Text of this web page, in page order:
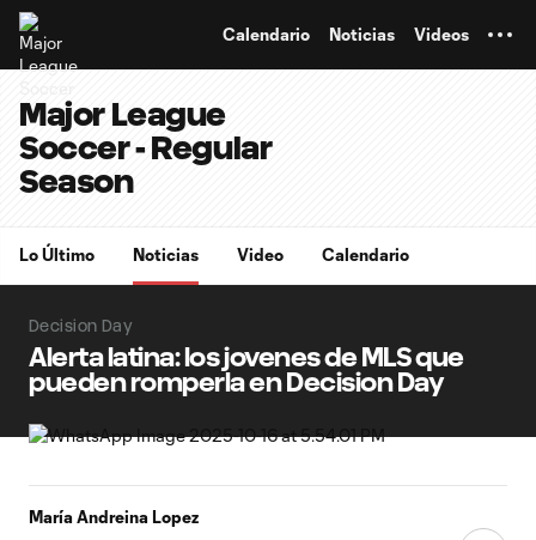
Calendario Noticias Videos
Major League
Soccer - Regular
Season
Lo Último Noticias Video Calendario
Decision Day
Alerta latina: los jovenes de MLS que
pueden romperla en Decision Day
María Andreina Lopez